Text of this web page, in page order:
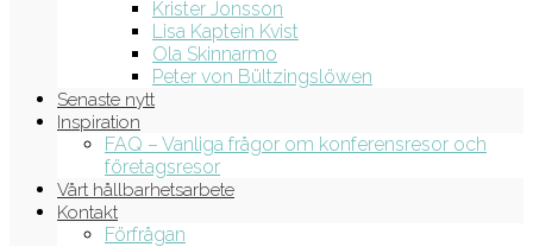
Krister Jonsson
Lisa Kaptein Kvist
Ola Skinnarmo
Peter von Bültzingslöwen
Senaste nytt
Inspiration
FAQ – Vanliga frågor om konferensresor och
företagsresor
Vårt hållbarhetsarbete
Kontakt
Förfrågan